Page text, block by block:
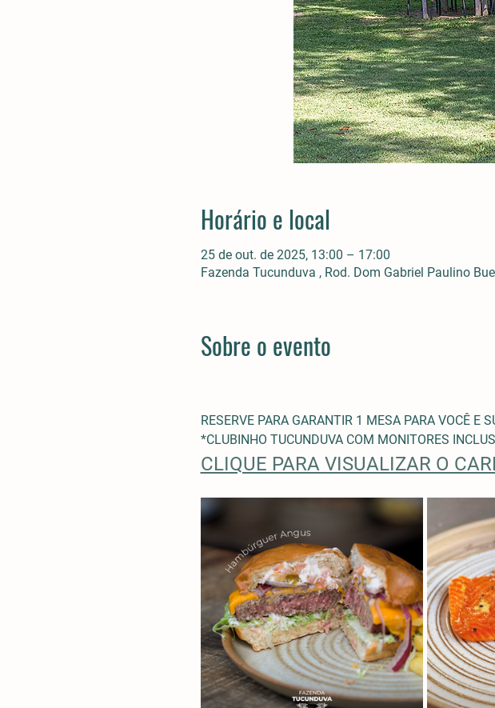
Horário e local
25 de out. de 2025, 13:00 – 17:00
Fazenda Tucunduva , Rod. Dom Gabriel Paulino
Sobre o evento
RESERVE PARA GARANTIR 1 MESA PARA VOCÊ E
*CLUBINHO TUCUNDUVA COM MONITORES
CLIQUE PARA VISUALIZAR O